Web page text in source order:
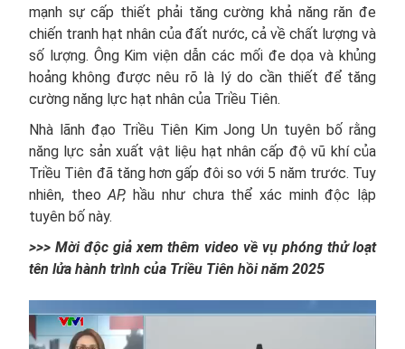
mạnh sự cấp thiết phải tăng cường khả năng răn đe
chiến tranh hạt nhân của đất nước, cả về chất lượng và
số lượng. Ông Kim viện dẫn các mối đe dọa và khủng
hoảng không được nêu rõ là lý do cần thiết để tăng
cường năng lực hạt nhân của Triều Tiên.
Nhà lãnh đạo Triều Tiên Kim Jong Un tuyên bố rằng
năng lực sản xuất vật liệu hạt nhân cấp độ vũ khí của
Triều Tiên đã tăng hơn gấp đôi so với 5 năm trước. Tuy
nhiên, theoAP, hầu như chưa thể xác minh độc lập
tuyên bố này.
>>> Mời độc giả xem thêm video về vụ phóng thử loạt
tên lửa hành trình của Triều Tiên hồi năm 2025